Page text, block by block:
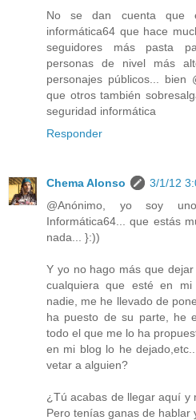
No se dan cuenta que
informática64 que hace
seguidores más pasta
personas de nivel más
personajes públicos... bien
que otros también
seguridad informática
Responder
Chema Alonso
3/1/12
@Anónimo, yo soy
Informática64... que estás
nada... }:))
Y yo no hago más que
cualquiera que esté en
nadie, me he llevado de
ha puesto de su parte, he
todo el que me lo ha
en mi blog lo he
vetar a alguien?
¿Tú acabas de llegar aquí y
Pero tenías ganas de hablar